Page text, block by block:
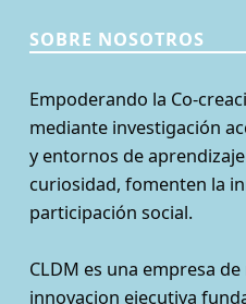
SOBRE NOSOTROS
Empoderando la Co-
mediante investigación
y entornos de
curiosidad, fomenten la
participación social.
CLDM es una empresa
innovacion ejecutiva